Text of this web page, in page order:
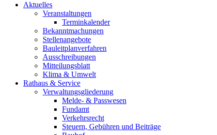
Aktuelles
Veranstaltungen
Terminkalender
Bekanntmachungen
Stellenangebote
Bauleitplanverfahren
Ausschreibungen
Mitteilungsblatt
Klima & Umwelt
Rathaus & Service
Verwaltungsgliederung
Melde- & Passwesen
Fundamt
Verkehrsrecht
Steuern, Gebühren und Beiträge